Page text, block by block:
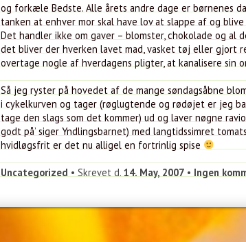
og forkæle Bedste. Alle årets andre dage er børnenes
tanken at enhver mor skal have lov at slappe af og
Det handler ikke om gaver – blomster, chokolade og al
det bliver der hverken lavet mad, vasket tøj eller gjort
overtage nogle af hverdagens pligter, at kanalisere
Så jeg ryster på hovedet af de mange søndagsåbne
i cykelkurven og tager (røglugtende og rødøjet er jeg
tage den slags som det kommer) ud og laver nøgne
godt på’ siger Yndlingsbarnet) med langtidssimret
hvidløgsfrit er det nu alligel en fortrinlig spise
Uncategorized • Skrevet d. 14. May, 2007 • Ingen